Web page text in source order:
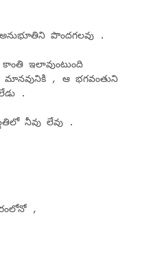
పొందగలవు .
ఇలావుంటుంది
, ఆ భగవంతుని
.
నీవు లేవు .
,